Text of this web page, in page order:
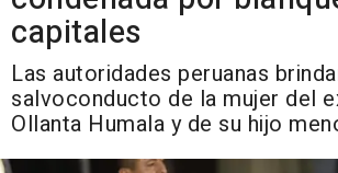
capitales
Las autoridades peruanas
salvoconducto de la mujer del
Ollanta Humala y de su hijo